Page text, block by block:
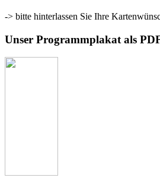
-> bitte hinterlassen Sie Ihre
Unser Programmplakat als